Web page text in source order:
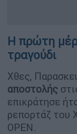
Η πρώτη
τραγούδι
Χθες,
αποστολής
επικράτησε
ρεπορτάζ του
OPEN.